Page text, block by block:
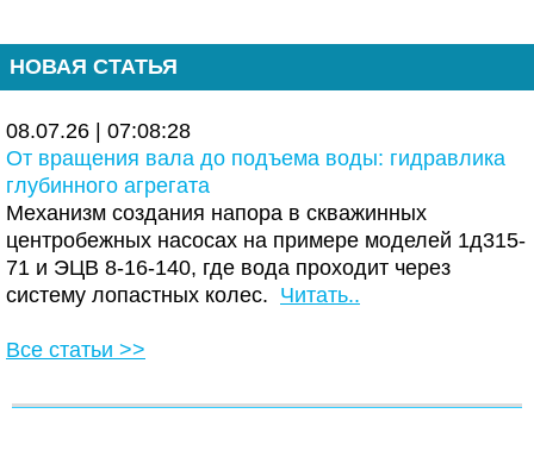
НОВАЯ СТАТЬЯ
08.07.26 | 07:08:28
От вращения вала до подъема воды: гидравлика
глубинного агрегата
Механизм создания напора в скважинных
центробежных насосах на примере моделей 1д315-
71 и ЭЦВ 8-16-140, где вода проходит через
систему лопастных колес. Читать..
Все статьи >>